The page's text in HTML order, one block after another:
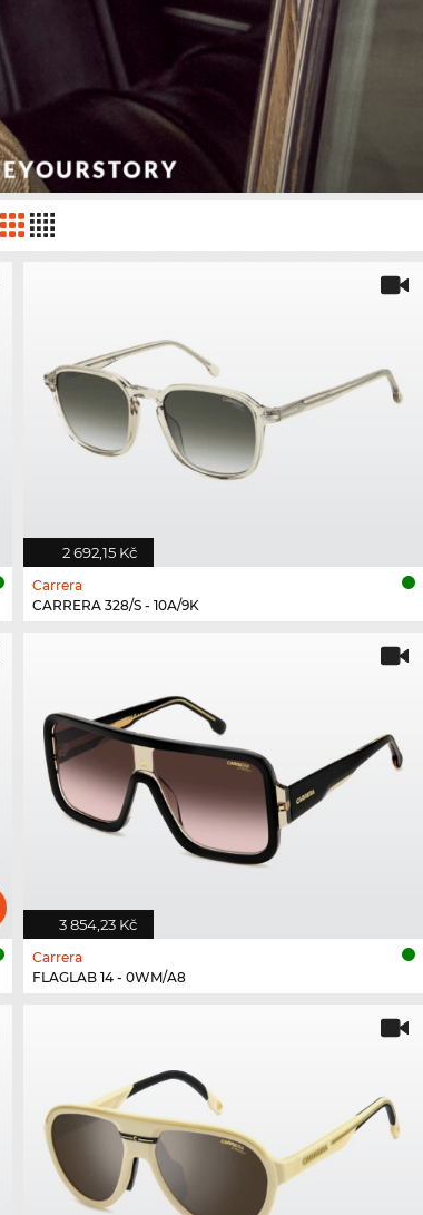
2 692,15 Kč
Carrera
CARRERA 328/S - 10A/9K
3 854,23 Kč
Carrera
FLAGLAB 14 - 0WM/A8